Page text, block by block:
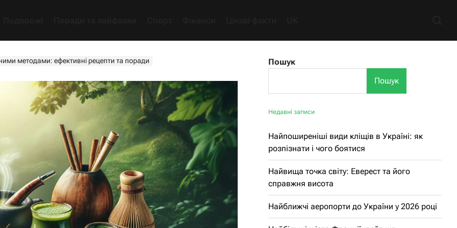
методами: ефективні рецепти та поради
Пошук
Пошук
Недавні записи
Найпоширеніші види кліщів в Україні: як
розпізнати і чого боятися
Найвища точка світу: Еверест та його
справжня висота
Найближчі аеропорти до України у 2026 році